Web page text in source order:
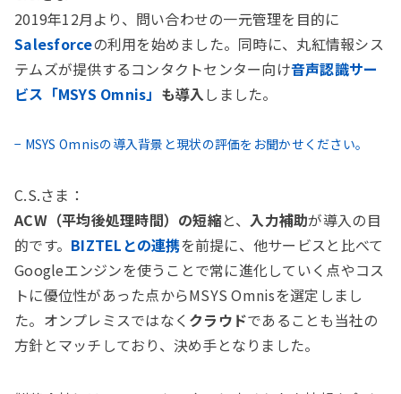
2019年12月より、問い合わせの一元管理を目的に
Salesforceの利用を始めました。同時に、丸紅情報シス
テムズが提供するコンタクトセンター向け音声認識サー
ビス「MSYS Omnis」 も導入 しました。
− MSYS Omnisの導入背景と現状の評価をお聞かせください。
C.S.さま：
ACW（平均後処理時間）の短縮と、入力補助が導入の目
的です。 BIZTELとの連携を前提に、他サービスと比べて
Googleエンジンを使うことで常に進化していく点やコス
トに優位性があった点からMSYS Omnisを選定しまし
た。オンプレミスではなく クラウドであることも当社の
方針とマッチしており、決め手となりました。